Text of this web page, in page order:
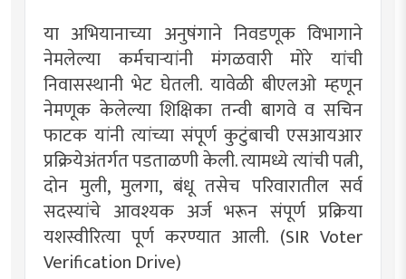
या अभियानाच्या अनुषंगाने निवडणूक विभागाने
नेमलेल्या कर्मचाऱ्यांनी मंगळवारी मोरे यांची
निवासस्थानी भेट घेतली. यावेळी बीएलओ म्हणून
नेमणूक केलेल्या शिक्षिका तन्वी बागवे व सचिन
फाटक यांनी त्यांच्या संपूर्ण कुटुंबाची एसआयआर
प्रक्रियेअंतर्गत पडताळणी केली. त्यामध्ये त्यांची पत्नी,
दोन मुली, मुलगा, बंधू तसेच परिवारातील सर्व
सदस्यांचे आवश्यक अर्ज भरून संपूर्ण प्रक्रिया
यशस्वीरित्या पूर्ण करण्यात आली. (SIR Voter
Verification Drive)